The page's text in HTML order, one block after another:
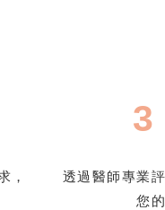
，
透過醫師專業
您